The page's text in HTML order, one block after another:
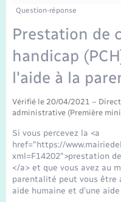
Mariage – PACS
Parrainage civil
Question-réponse
Prestation de
handicap
l'aide à la
Vérifié le 20/04/2021 –
administrative (Première
Si vous percevez la <a
href="https://
xml=F14202">prestation
</a> et que vous avez au
parentalité peut vous être
aide humaine et d'une